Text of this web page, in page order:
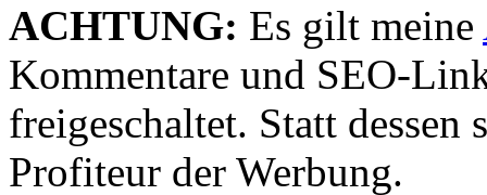
ACHTUNG: Es gilt meine
Kommentare und SEO-
freigeschaltet. Statt dessen
Profiteur der Werbung.